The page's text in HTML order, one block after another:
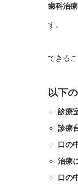
歯科治
す。
できる
以下
診療
診療
口の
治療
口の